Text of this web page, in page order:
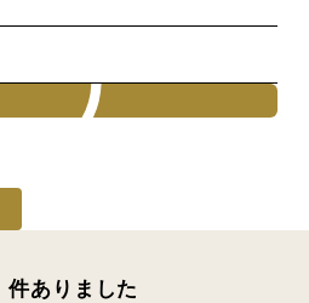
件ありました